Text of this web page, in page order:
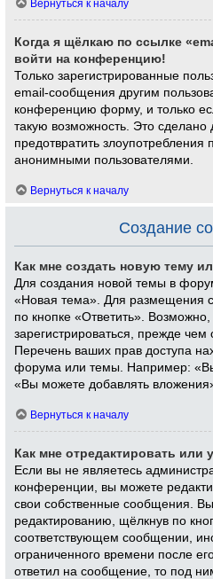
Вернуться к началу
Когда я щёлкаю по ссылке
войти на конференцию!
Только зарегистрированные
email-сообщения другим
конференцию форму, и только
такую возможность. Это сделано
предотвратить злоупотребления
анонимными пользователями.
Вернуться к началу
Создание
Как мне создать новую тему
Для создания новой темы в
«Новая тема». Для размещения
по кнопке «Ответить». Возможно,
зарегистрироваться, прежде
Перечень ваших прав доступа
форума или темы. Например:
«Вы можете добавлять
Вернуться к началу
Как мне отредактировать или
Если вы не являетесь
конференции, вы можете
свои собственные сообщения.
редактированию, щёлкнув по
соответствующем сообщении,
ограниченного времени после
ответил на сообщение, то под